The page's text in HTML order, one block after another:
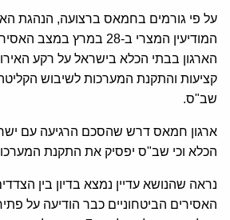
על פי גורמים בחמאס ברצועה, הנהגת
המודיעין המצרי ב-28 במרץ
הארגון בבתי הכלא בישראל על רקע
קציעות והתקנת המערכות לשיבוש
שב"ס.
ארגון חמאס דרש שהסכם הרגיעה עם
הכלא וכי שב"ס יפסיק את התקנת
נראה שהנושא עדיין נמצא בדיון בין
האסירים הביטחוניים כבר הודיעה על